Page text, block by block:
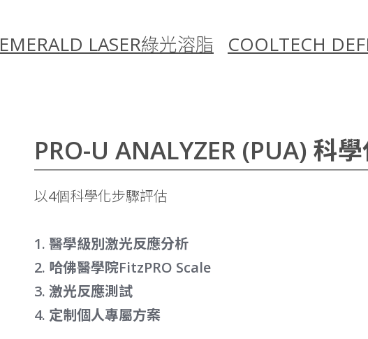
EMERALD LASER綠光溶脂 COOLTECH
PRO-U ANALYZER (PUA) 科
以4個科學化步驟評估
1. 醫學級別激光反應分析
2. 哈佛醫學院FitzPRO Scale
3. 激光反應測試
4. 定制個人專屬方案